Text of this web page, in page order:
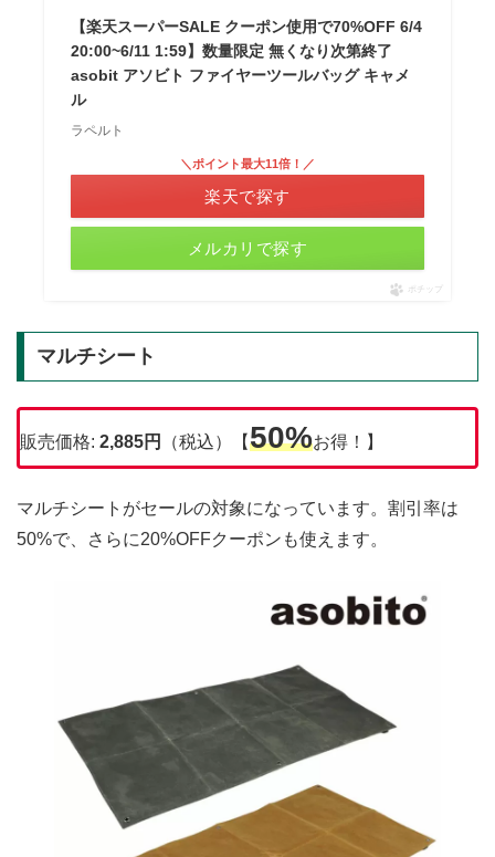
【楽天スーパーSALE クーポン使用で70%OFF 6/4
20:00~6/11 1:59】数量限定 無くなり次第終了
asobit アソビト ファイヤーツールバッグ キャメ
ル
ラペルト
＼ポイント最大11倍！／
楽天で探す
メルカリで探す
ポチップ
マルチシート
販売価格: 2,885円 （税込）【50%お得！】
マルチシートがセールの対象になっています。割引率は
50%で、さらに20%OFFクーポンも使えます。